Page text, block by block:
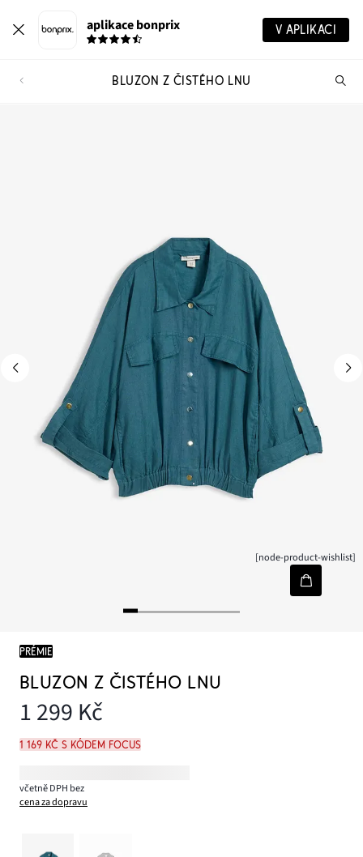
aplikace bonprix V APLIKACI
BLUZON Z ČISTÉHO LNU
[node-product-wishlist]
PRÉMIE
BLUZON Z ČISTÉHO LNU
1 299 Kč
1 169 Kč s kódem FOCUS
včetně DPH bez
cena za dopravu